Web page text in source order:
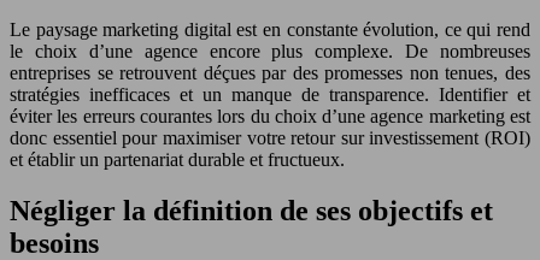
Le paysage marketing digital est en constante évolution, ce qui rend
le choix d’une agence encore plus complexe. De nombreuses
entreprises se retrouvent déçues par des promesses non tenues, des
stratégies inefficaces et un manque de transparence. Identifier et
éviter les erreurs courantes lors du choix d’une agence marketing est
donc essentiel pour maximiser votre retour sur investissement (ROI)
et établir un partenariat durable et fructueux.
Négliger la définition de ses objectifs et
besoins